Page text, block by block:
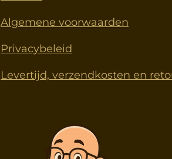
Algemene voorwaarden
Privacybeleid
Levertijd, verzendkosten en